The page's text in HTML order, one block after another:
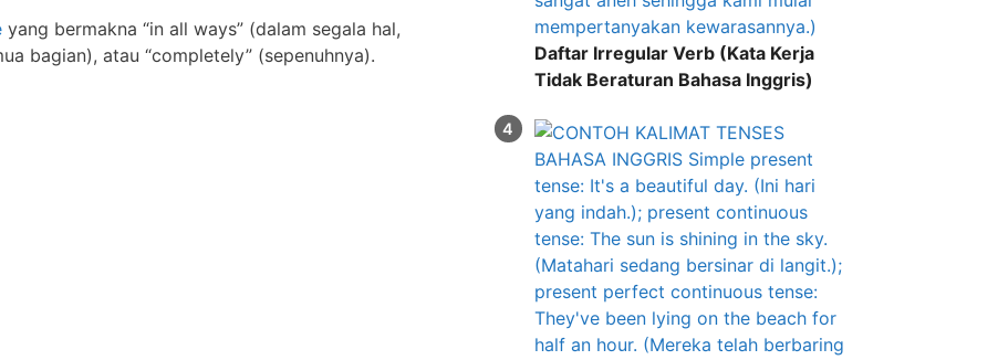
yang bermakna “in all ways” (dalam segala hal,
bagian), atau “completely” (sepenuhnya).
Daftar Irregular Verb (Kata Kerja
Tidak Beraturan Bahasa Inggris)